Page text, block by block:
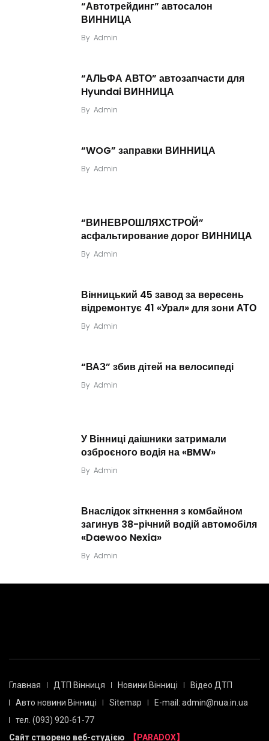
“Автотрейдинг” автосалон
ВИННИЦА
By Admin
“АЛЬФА АВТО” автозапчасти для
Hyundai ВИННИЦА
By Admin
“WOG” заправки ВИННИЦА
By Admin
“ВИНЕВРОШЛЯХСТРОЙ”
асфальтирование дорог ВИННИЦА
By Admin
Вінницький 45 завод за вересень
відремонтує 41 «Урал» для зони АТО
By Admin
“ВАЗ” збив дітей на велосипеді
By Admin
У Вінниці даішники затримали
озброєного водія на «BMW»
By Admin
Внаслідок зіткнення з комбайном
загинув 38-річний водій автомобіля
«Daewoo Nexia»
By Admin
Главная ДТП Вінниця Новини Вінниці
Відео ДТП
Авто новини Вінниці
Sitemap
E-mail: admin@nua.in.ua
тел. (093) 920-61-77
Сайт створено веб-студією
【PARADOX】